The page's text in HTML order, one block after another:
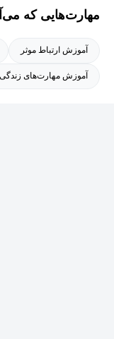
مهارت‌هایی که
آموزش ارتباط موثر
آموزش مهارت‌های زندگی